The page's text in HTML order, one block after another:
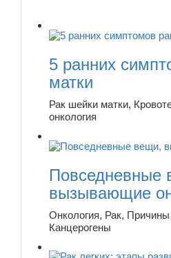
5 ранних
матки
Рак шейки матки,
онкология
Повседневные
вызывающие
Онкология, Рак, Причины
Канцерогены